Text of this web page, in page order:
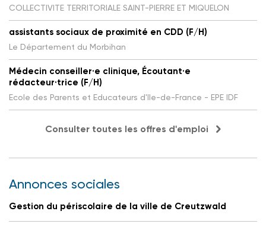
COLLECTIVITE TERRITORIALE SAINT-PIERRE ET MIQUELON
assistants sociaux de proximité en CDD (F/H)
Le Département du Morbihan
Médecin conseiller·e clinique, Écoutant·e
rédacteur·trice (F/H)
Ecole des Parents et Educateurs d'Ile-de-France - EPE IDF
Consulter toutes les offres d'emploi
Annonces sociales
Gestion du périscolaire de la ville de Creutzwald